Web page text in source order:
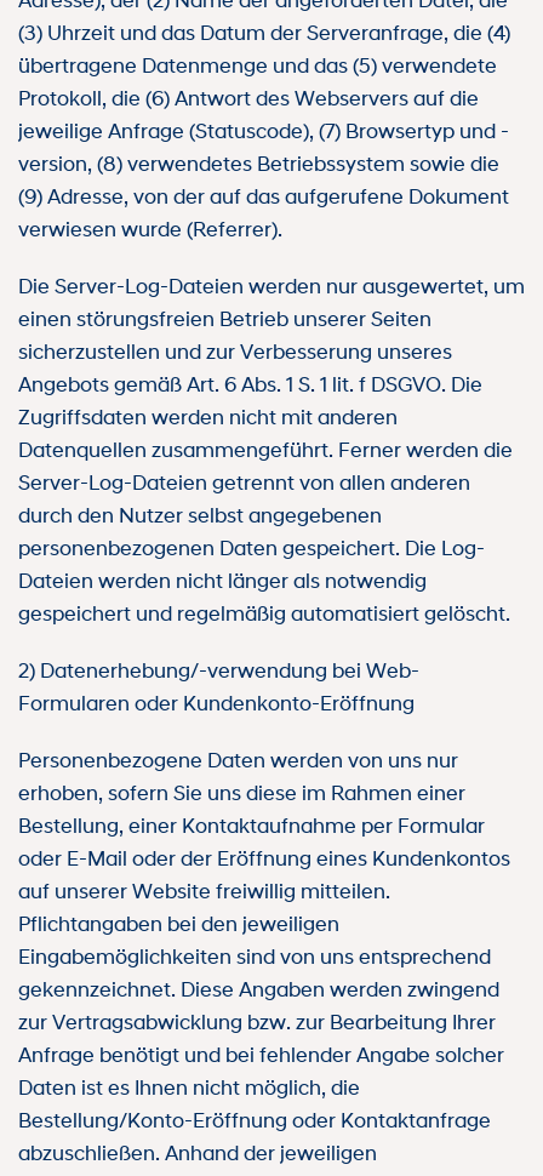
(3) Uhrzeit und das Datum der Serveranfrage, die (4)
übertragene Datenmenge und das (5) verwendete
Protokoll, die (6) Antwort des Webservers auf die
jeweilige Anfrage (Statuscode), (7) Browsertyp und -
version, (8) verwendetes Betriebssystem sowie die
(9) Adresse, von der auf das aufgerufene Dokument
verwiesen wurde (Referrer).
Die Server-Log-Dateien werden nur ausgewertet, um
einen störungsfreien Betrieb unserer Seiten
sicherzustellen und zur Verbesserung unseres
Angebots gemäß Art. 6 Abs. 1 S. 1 lit. f DSGVO. Die
Zugriffsdaten werden nicht mit anderen
Datenquellen zusammengeführt. Ferner werden die
Server-Log-Dateien getrennt von allen anderen
durch den Nutzer selbst angegebenen
personenbezogenen Daten gespeichert. Die Log-
Dateien werden nicht länger als notwendig
gespeichert und regelmäßig automatisiert gelöscht.
2) Datenerhebung/-verwendung bei Web-
Formularen oder Kundenkonto-Eröffnung
Personenbezogene Daten werden von uns nur
erhoben, sofern Sie uns diese im Rahmen einer
Bestellung, einer Kontaktaufnahme per Formular
oder E-Mail oder der Eröffnung eines Kundenkontos
auf unserer Website freiwillig mitteilen.
Pflichtangaben bei den jeweiligen
Eingabemöglichkeiten sind von uns entsprechend
gekennzeichnet. Diese Angaben werden zwingend
zur Vertragsabwicklung bzw. zur Bearbeitung Ihrer
Anfrage benötigt und bei fehlender Angabe solcher
Daten ist es Ihnen nicht möglich, die
Bestellung/Konto-Eröffnung oder Kontaktanfrage
abzuschließen. Anhand der jeweiligen